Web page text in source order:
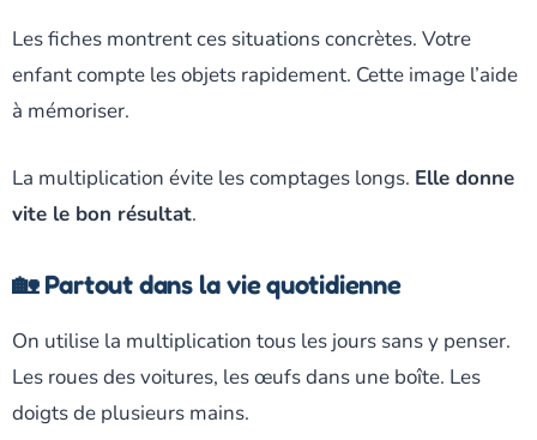
Les fiches montrent ces situations concrètes. Votre
enfant compte les objets rapidement. Cette image l’aide
à mémoriser.
La multiplication évite les comptages longs. Elle donne
vite le bon résultat.
🏡 Partout dans la vie quotidienne
On utilise la multiplication tous les jours sans y penser.
Les roues des voitures, les œufs dans une boîte. Les
doigts de plusieurs mains.